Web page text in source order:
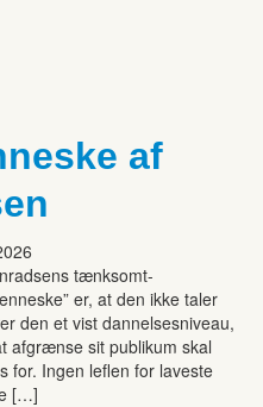
af
tænksomt-
er, at den ikke taler
den et vist dannelsesniveau,
afgrænse sit publikum skal
for. Ingen leflen for laveste
[…]